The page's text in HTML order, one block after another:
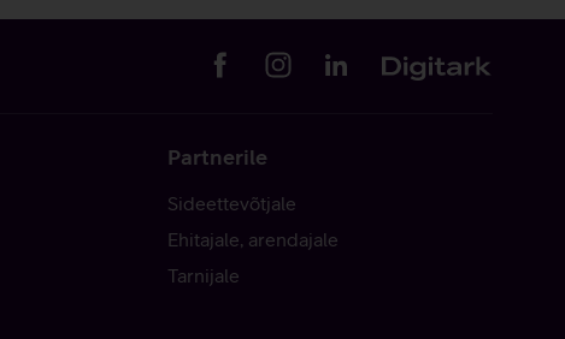
Partnerile
Sideettevõtjale
Ehitajale, arendajale
Tarnijale